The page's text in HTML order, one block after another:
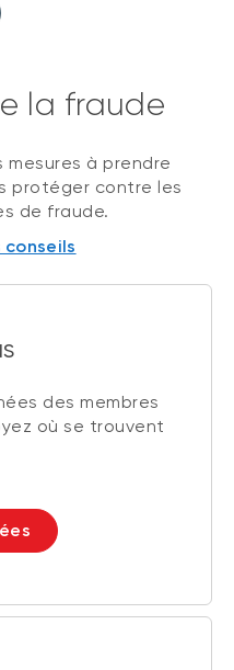
la fraude
mesures à prendre
protéger contre les
de fraude.
conseils
des membres
où se trouvent